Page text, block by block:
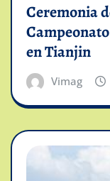
Ceremonia
en Tianjin
Vimag